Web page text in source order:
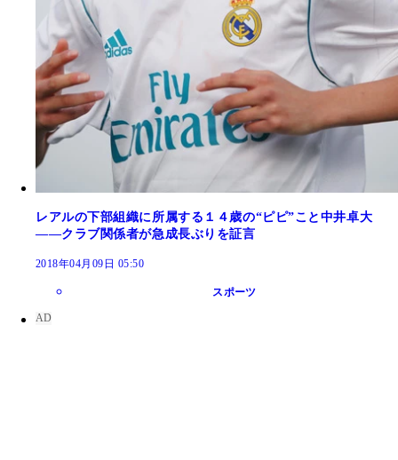
レアルの下部組織に所属する１４歳の“ピピ”こと中井卓大
――クラブ関係者が急成長ぶりを証言
2018年04月09日 05:50
スポーツ